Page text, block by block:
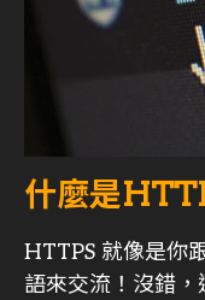
什麼是
HTTPS 就像是你
語來交流！沒錯